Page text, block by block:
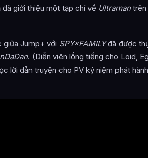
đã giới thiệu một tạp chí về Ultraman trên
giữa Jump+ với SPY×FAMILYđã được
. (Diễn viên lồng tiếng cho Loid,
lời dẫn truyện cho PV kỷ niệm phát